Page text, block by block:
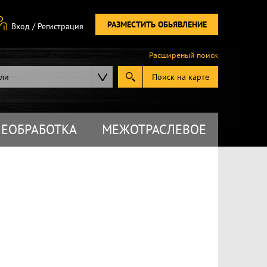
РАЗМЕСТИТЬ ОБЬЯВЛЕНИЕ
Вход / Регистрация
Поиск на карте
Расширеный поиск
МЕЖОТРАСЛЕВОЕ